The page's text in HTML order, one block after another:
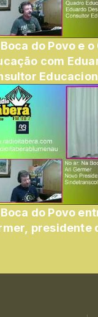
do Povo e o
com
do Povo
Germer,